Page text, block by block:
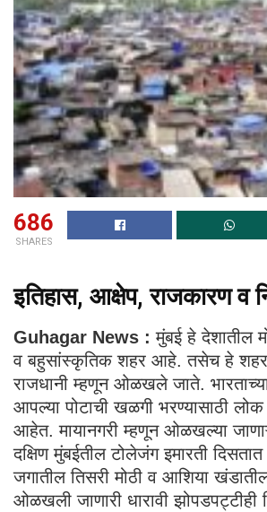
686
SHARES
इतिहास, आक्षेप, राजकारण व
Guhagar News : मुंबई हे देशातील
व बहुसांस्कृतिक शहर आहे. तसेच हे शहर
राजधानी म्हणून ओळखले जाते. भारताच्या
आपल्या पोटाची खळगी भरण्यासाठी
आहेत. मायानगरी म्हणून ओळखल्या
दक्षिण मुंबईतील टोलेजंग इमारती
जगातील तिसरी मोठी व आशिया
ओळखली जाणारी धारावी झोपडपट्टीही